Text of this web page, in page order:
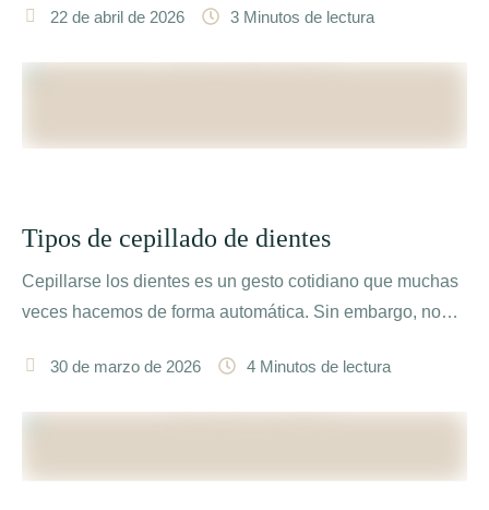
22 de abril de 2026 3 Minutos de lectura
Tipos de cepillado de dientes
Cepillarse los dientes es un gesto cotidiano que muchas
veces hacemos de forma automática. Sin embargo, no
30 de marzo de 2026
4 Minutos de lectura